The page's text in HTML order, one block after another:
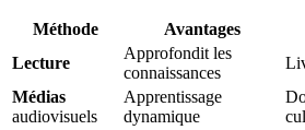
Méthode Avantages
Lecture
Approfondit les
connaissances
Médias
audiovisuels
Apprentissage
dynamique